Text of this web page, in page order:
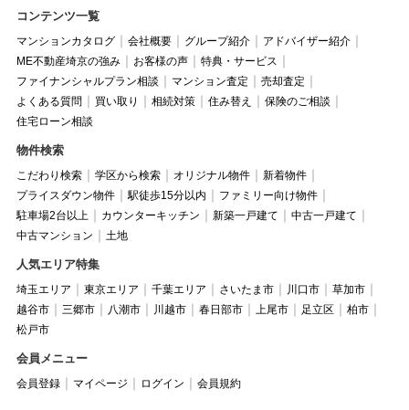
コンテンツ一覧
マンションカタログ 会社概要 グループ紹介
アドバイザー紹介
ME不動産埼京の強み
お客様の声
特典・サービス
ファイナンシャルプラン相談
マンション査定
売却査定
よくある質問
買い取り 相続対策 住み替え
保険のご相談
住宅ローン相談
物件検索
こだわり検索 学区から検索 オリジナル物件
新着物件
プライスダウン物件
駅徒歩15分以内
ファミリー向け物件
駐車場2台以上
カウンターキッチン 新築一戸建て
中古一戸建て
中古マンション
土地
人気エリア特集
埼玉エリア 東京エリア 千葉エリア さいたま市 川口市
草加市
越谷市
三郷市 八潮市 川越市 春日部市 上尾市 足立区
柏市
松戸市
会員メニュー
会員登録 マイページ ログイン 会員規約